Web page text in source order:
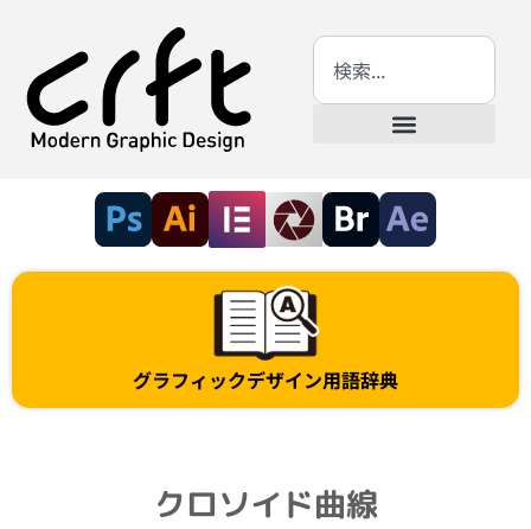
グラフィックデザイン用語辞典
クロソイド曲線